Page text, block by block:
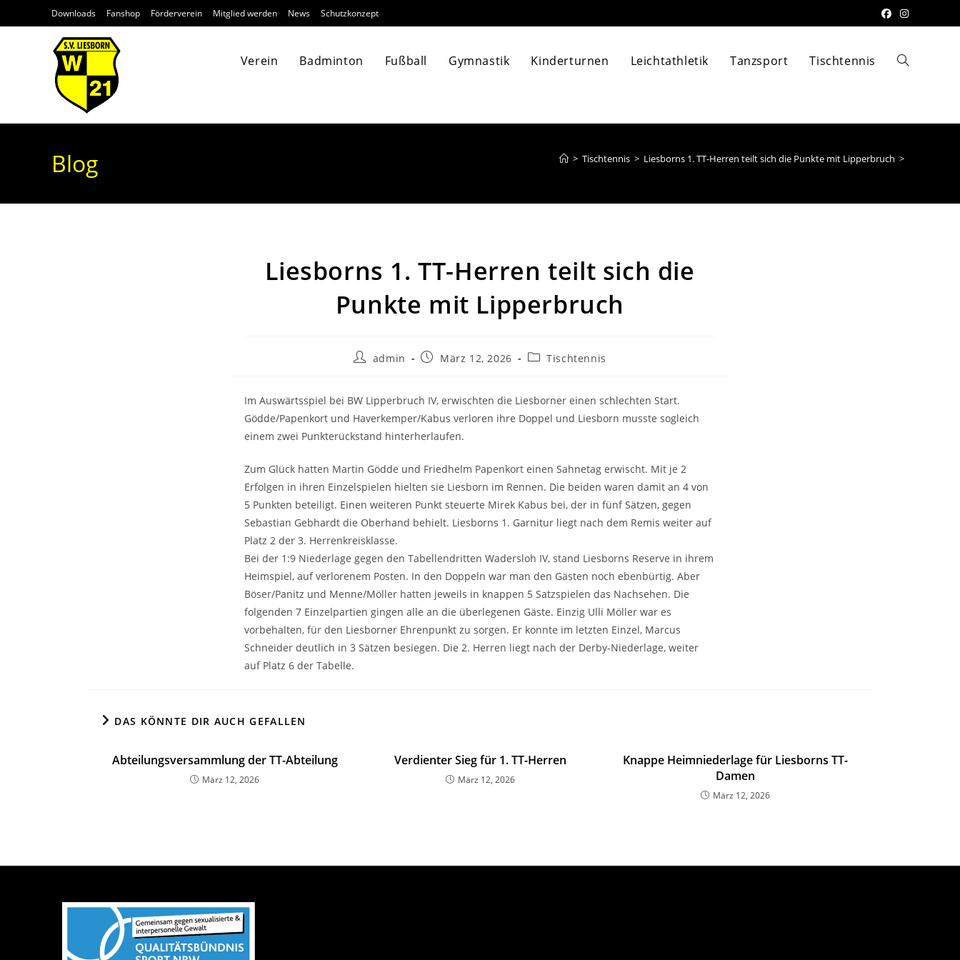
Downloads Fanshop Förderverein Mitglied werden News Schutzkonzept
Verein Badminton Fußball Gymnastik Kinderturnen Leichtathletik Tanzsport Tischtennis
Blog > Tischtennis > Liesborns 1. TT-Herren teilt sich die Punkte mit Lipperbruch >
Liesborns 1. TT-Herren teilt sich die
Punkte mit Lipperbruch
admin März 12, 2026 Tischtennis
Im Auswärtsspiel bei BW Lipperbruch IV, erwischten die Liesborner einen schlechten Start.
Gödde/Papenkort und Haverkemper/Kabus verloren ihre Doppel und Liesborn musste sogleich
einem zwei Punkterückstand hinterherlaufen.
Zum Glück hatten Martin Gödde und Friedhelm Papenkort einen Sahnetag erwischt. Mit je 2
Erfolgen in ihren Einzelspielen hielten sie Liesborn im Rennen. Die beiden waren damit an 4 von
5 Punkten beteiligt. Einen weiteren Punkt steuerte Mirek Kabus bei, der in fünf Sätzen, gegen
Sebastian Gebhardt die Oberhand behielt. Liesborns 1. Garnitur liegt nach dem Remis weiter auf
Platz 2 der 3. Herrenkreisklasse.
Bei der 1:9 Niederlage gegen den Tabellendritten Wadersloh IV, stand Liesborns Reserve in ihrem
Heimspiel, auf verlorenem Posten. In den Doppeln war man den Gästen noch ebenbürtig. Aber
Böser/Panitz und Menne/Möller hatten jeweils in knappen 5 Satzspielen das Nachsehen. Die
folgenden 7 Einzelpartien gingen alle an die überlegenen Gäste. Einzig Ulli Möller war es
vorbehalten, für den Liesborner Ehrenpunkt zu sorgen. Er konnte im letzten Einzel, Marcus
Schneider deutlich in 3 Sätzen besiegen. Die 2. Herren liegt nach der Derby-Niederlage, weiter
auf Platz 6 der Tabelle.
DAS KÖNNTE DIR AUCH GEFALLEN
Abteilungsversammlung der TT-Abteilung
März 12, 2026
Verdienter Sieg für 1. TT-Herren
März 12, 2026
Knappe Heimniederlage für Liesborns TT-
Damen
März 12, 2026